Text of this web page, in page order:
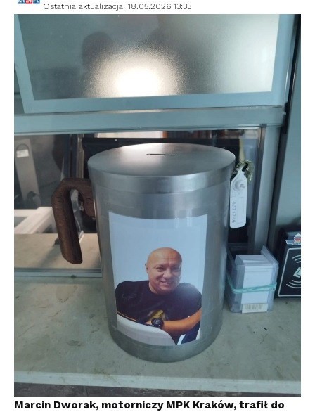
Ostatnia aktualizacja: 18.05.2026 13:33
Marcin Dworak, motorniczy MPK Kraków, trafił do